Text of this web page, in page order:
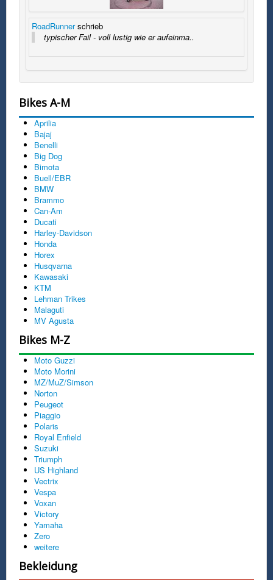
RoadRunnerschrieb
typischer Fail - voll lustig wie er aufeinma..
Bikes A-M
Aprilia
Bajaj
Benelli
Big Dog
Bimota
Buell/EBR
BMW
Brammo
Can-Am
Ducati
Harley-Davidson
Honda
Horex
Husqvarna
Kawasaki
KTM
Lehman Trikes
Malaguti
MV Agusta
Bikes M-Z
Moto Guzzi
Moto Morini
MZ/MuZ/Simson
Norton
Peugeot
Piaggio
Polaris
Royal Enfield
Suzuki
Triumph
US Highland
Vectrix
Vespa
Voxan
Victory
Yamaha
Zero
weitere
Bekleidung